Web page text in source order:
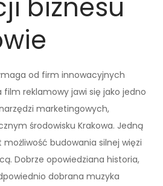
biznesu
od firm innowacyjnych
reklamowy jawi się jako jedno
marketingowych,
środowisku Krakowa. Jedną
budowania silnej więzi
Dobrze opowiedziana historia,
dobrana muzyka